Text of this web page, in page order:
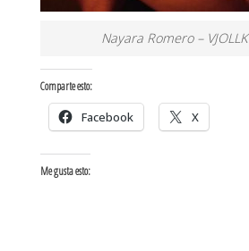
Nayara Romero – VJOLLK
Comparte esto:
Facebook X
Me gusta esto: